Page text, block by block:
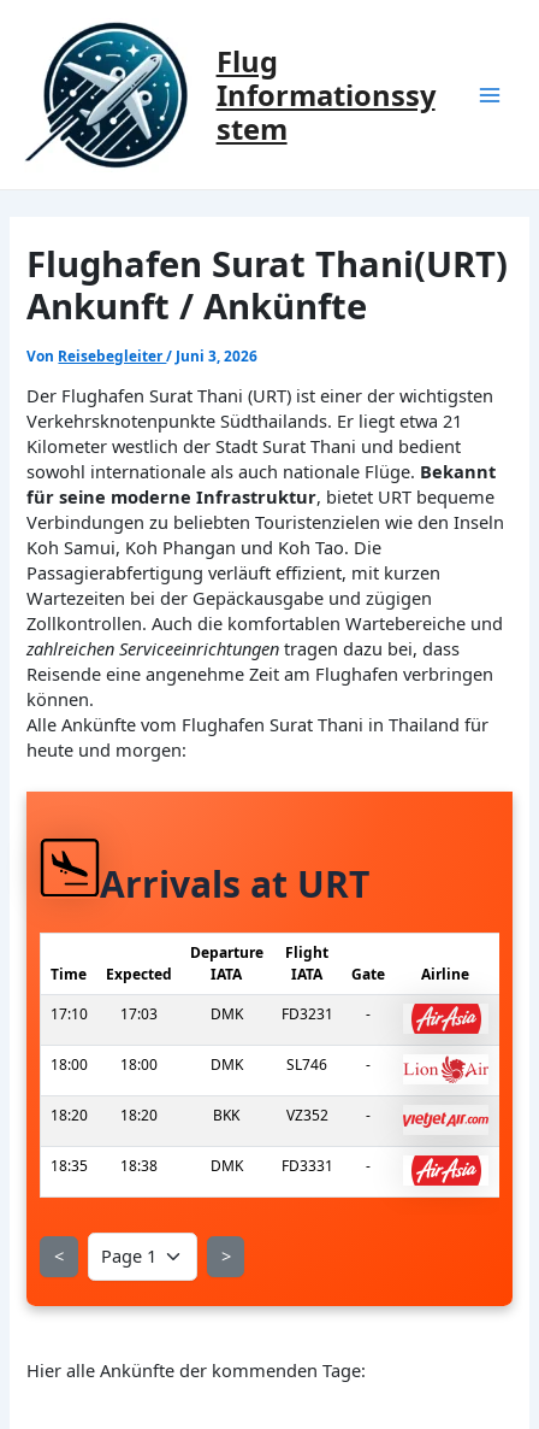
springen
Flug
Informationssy
stem
Flughafen Surat Thani(URT)
Ankunft / Ankünfte
Von Reisebegleiter/ Juni 3, 2026
Der Flughafen Surat Thani (URT) ist einer der wichtigsten
Verkehrsknotenpunkte Südthailands. Er liegt etwa 21
Kilometer westlich der Stadt Surat Thani und bedient
sowohl internationale als auch nationale Flüge. Bekannt
für seine moderne Infrastruktur, bietet URT bequeme
Verbindungen zu beliebten Touristenzielen wie den Inseln
Koh Samui, Koh Phangan und Koh Tao. Die
Passagierabfertigung verläuft effizient, mit kurzen
Wartezeiten bei der Gepäckausgabe und zügigen
Zollkontrollen. Auch die komfortablen Wartebereiche und
zahlreichen Serviceeinrichtungen tragen dazu bei, dass
Reisende eine angenehme Zeit am Flughafen verbringen
können.
Alle Ankünfte vom Flughafen Surat Thani in Thailand für
heute und morgen:
Arrivals at URT
Time Expected
Departure
IATA
Flight
IATA
Gate
Airline
17:10
17:03 DMK FD3231 -
18:00 18:00 DMK SL746 -
18:20 18:20 BKK VZ352 -
18:35 18:38 DMK FD3331 -
< >
Hier alle Ankünfte der kommenden Tage: